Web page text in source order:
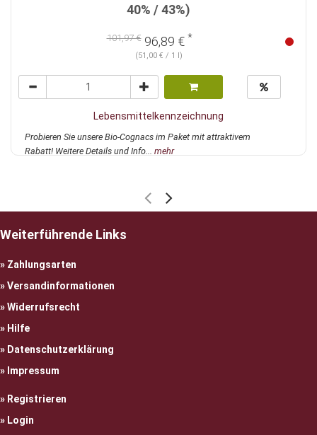
40% / 43%)
101,97 €96,89 € *
(51,00 € / 1 l)
Lebensmittelkennzeichnung
Probieren Sie unsere Bio-Cognacs im Paket mit attraktivem
Rabatt! Weitere Details und Info... mehr
Weiterführende Links
Zahlungsarten
Versandinformationen
Widerrufsrecht
Hilfe
Datenschutzerklärung
Impressum
Registrieren
Login